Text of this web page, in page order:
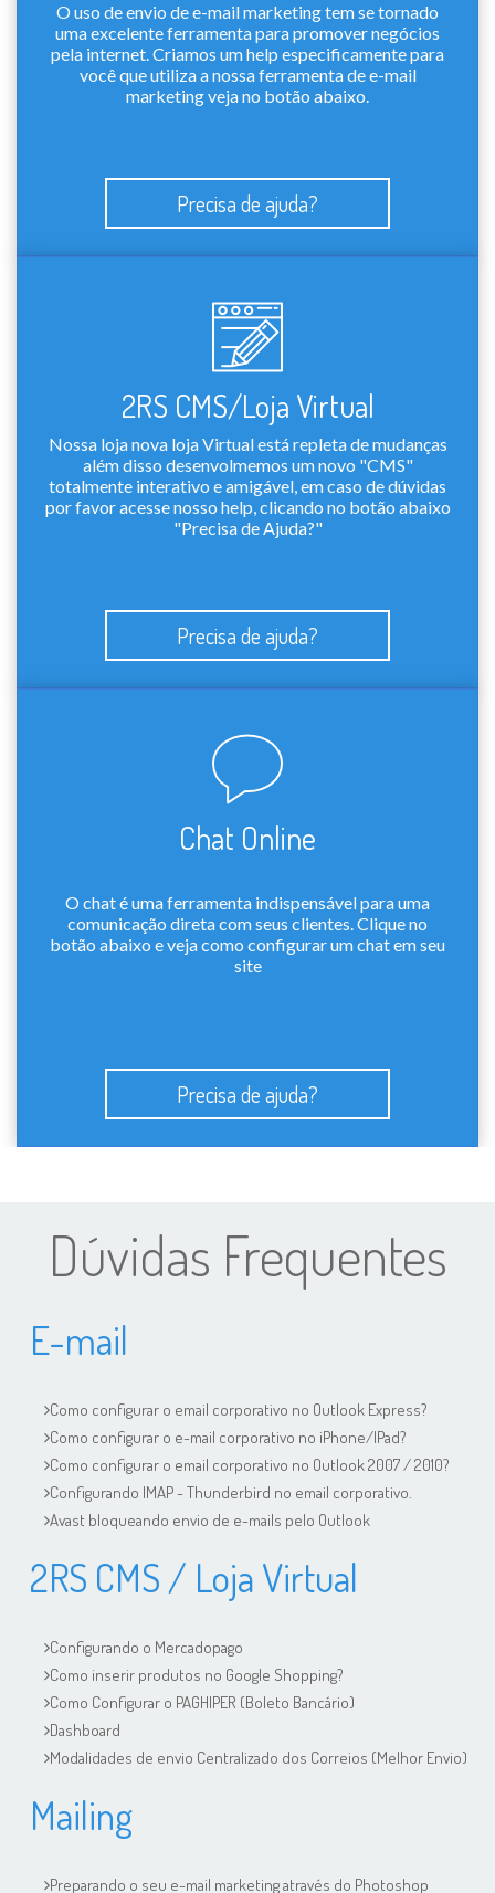
O uso de envio de e-mail marketing tem se tornado
uma excelente ferramenta para promover negócios
pela internet. Criamos um help especificamente para
você que utiliza a nossa ferramenta de e-mail
marketing veja no botão abaixo.
Precisa de ajuda?
2RS CMS/Loja Virtual
Nossa loja nova loja Virtual está repleta de mudanças
além disso desenvolmemos um novo "CMS"
totalmente interativo e amigável, em caso de dúvidas
por favor acesse nosso help, clicando no botão abaixo
"Precisa de Ajuda?"
Precisa de ajuda?
Chat Online
O chat é uma ferramenta indispensável para uma
comunicação direta com seus clientes. Clique no
botão abaixo e veja como configurar um chat em seu
site
Precisa de ajuda?
Dúvidas Frequentes
E-mail
Como configurar o email corporativo no Outlook Express?
Como configurar o e-mail corporativo no iPhone/IPad?
Como configurar o email corporativo no Outlook 2007 / 2010?
Configurando IMAP - Thunderbird no email corporativo.
Avast bloqueando envio de e-mails pelo Outlook
2RS CMS / Loja Virtual
Configurando o Mercadopago
Como inserir produtos no Google Shopping?
Como Configurar o PAGHIPER (Boleto Bancário)
Dashboard
Modalidades de envio Centralizado dos Correios (Melhor Envio)
Mailing
Preparando o seu e-mail marketing através do Photoshop